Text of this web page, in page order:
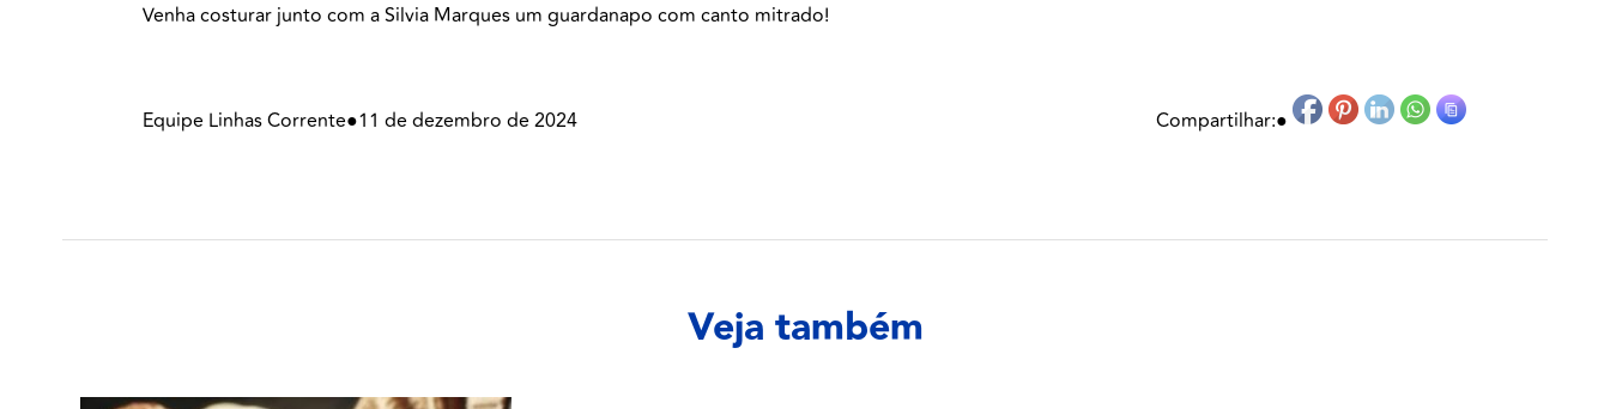
Venha costurar junto com a Silvia Marques um guardanapo com canto mitrado!
Equipe Linhas Corrente●11 de dezembro de 2024 Compartilhar:●
Veja também